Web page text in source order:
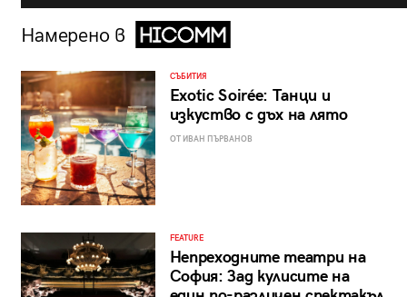
Намерено в
СЪБИТИЯ
Exotic Soirée: Танци и
изкуство с дъх на лято
ОТ ИВАН ПЪРВАНОВ
FEATURE
Непреходните театри на
София: Зад кулисите на